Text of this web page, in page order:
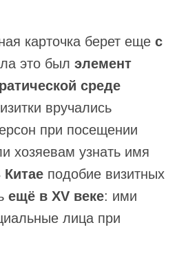
карточка берет еще с
это был элемент
среде
вручались
при посещении
хозяевам узнать имя
Китае подобие визитных
ещё в XV веке: ими
лица при